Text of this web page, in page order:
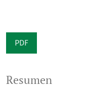
PDF
Resumen